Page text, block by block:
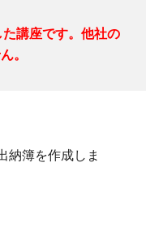
講座です。他社の
。
納簿を作成しま